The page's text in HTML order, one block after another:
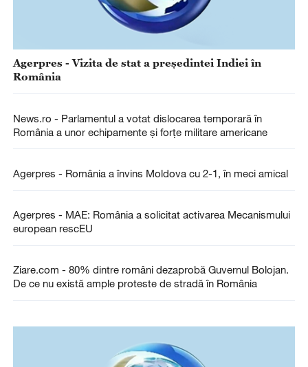
Agerpres - Vizita de stat a președintei Indiei în
România
News.ro - Parlamentul a votat dislocarea temporară în
România a unor echipamente şi forţe militare americane
Agerpres - România a învins Moldova cu 2-1, în meci amical
Agerpres - MAE: România a solicitat activarea Mecanismului
european rescEU
Ziare.com - 80% dintre români dezaprobă Guvernul Bolojan.
De ce nu există ample proteste de stradă în România